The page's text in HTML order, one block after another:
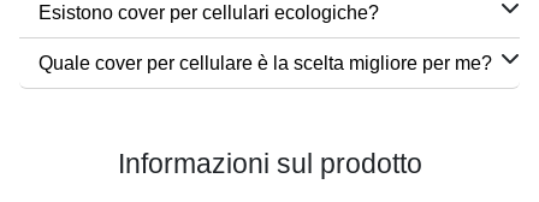
Esistono cover per cellulari ecologiche?
Quale cover per cellulare è la scelta migliore per me?
Informazioni sul prodotto